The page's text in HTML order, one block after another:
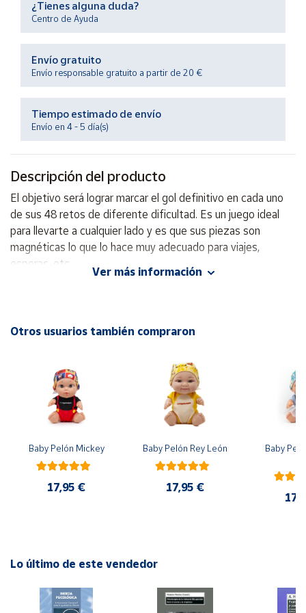
Productos
Solidarios
Ayuda
Centro
de ayuda
Contacto
Vendedores
Mapa de
vendedores
Hazte
vendedor
Cuenta
Península
Baleares
¿Tienes alguna duda?
Centro de Ayuda
Envío gratuito
Envío responsable gratuito a partir de 20 €
Tiempo estimado de envío
Envío en 4 - 5 día(s)
Descripción del producto
El objetivo será lograr marcar el gol definitivo en cada uno
de sus 48 retos de diferente dificultad. Es un juego ideal
para llevarte a cualquier lado y es que sus piezas son
magnéticas lo que lo hace muy adecuado para viajes,
esperas, etc.
Advertencias:
piezas pequeñas. Peligro de asfixia
Ver más información
Otros usuarios también compraron
Baby Pelón Mickey
17,95 €
Baby Pelón Rey León
17,95 €
Baby
Lo último de este vendedor